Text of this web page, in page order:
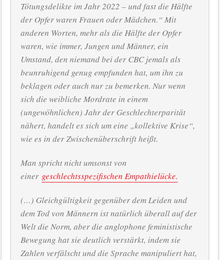
Tötungsdelikte im Jahr 2022 – und fast die Hälfte
der Opfer waren Frauen oder Mädchen.“ Mit
anderen Worten, mehr als die Hälfte der Opfer
waren, wie immer, Jungen und Männer, ein
Umstand, den niemand bei der CBC jemals als
beunruhigend genug empfunden hat, um ihn zu
beklagen oder auch nur zu bemerken. Nur wenn
sich die weibliche Mordrate in einem
(ungewöhnlichen) Jahr der Geschlechterparität
nähert, handelt es sich um eine „kollektive Krise“,
wie es in der Zwischenüberschrift heißt.
Man spricht nicht umsonst von
einer geschlechtsspezifischen Empathielücke.
(…) Gleichgültigkeit gegenüber dem Leiden und
dem Tod von Männern ist natürlich überall auf der
Welt die Norm, aber die anglophone feministische
Bewegung hat sie deutlich verstärkt, indem sie
Zahlen verfälscht und die Sprache manipuliert hat,